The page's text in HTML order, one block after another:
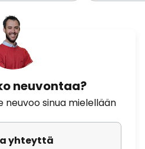
neuvontaa?
neuvoo sinua mielellään
yhteyttä